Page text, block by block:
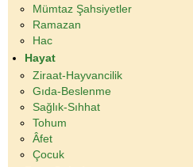
Mümtaz Şahsiyetler
Ramazan
Hac
Hayat
Ziraat-Hayvancilik
Gıda-Beslenme
Sağlık-Sıhhat
Tohum
Âfet
Çocuk